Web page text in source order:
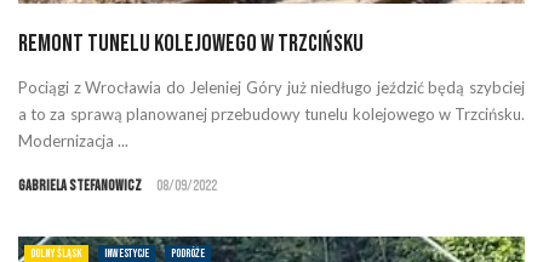
Remont tunelu kolejowego w Trzcińsku
Pociągi z Wrocławia do Jeleniej Góry już niedługo jeździć będą szybciej
a to za sprawą planowanej przebudowy tunelu kolejowego w Trzcińsku.
Modernizacja ...
Gabriela Stefanowicz 08/09/2022
DOLNY ŚLĄSK INWESTYCJE PODRÓŻE